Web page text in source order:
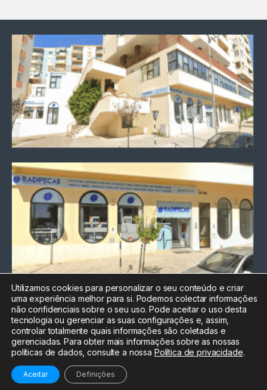
Chamada para a rede fixa
nacional
Electrónica:212
588 047
Informática:212
588 044
Utilizamos cookies para personalizar o seu conteúdo e criar
uma experiência melhor para si. Podemos colectar informações
não confidenciais sobre o seu uso. Pode aceitar o uso desta
tecnologia ou gerenciar as suas configurações e, assim,
controlar totalmente quais informações são coletadas e
gerenciadas. Para obter mais informações sobre as nossas
políticas de dados, consulte a nossa Política de privacidade.
Aceitar Definições